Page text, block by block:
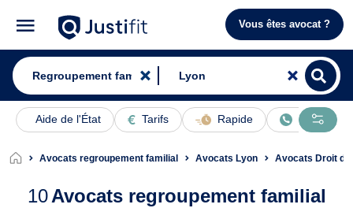
Vous êtes avocat ?
Aide de l'État Tarifs Rapide En ligne
Avocats regroupement familial Avocats Lyon Avocats Droit
10 Avocats regroupement familial